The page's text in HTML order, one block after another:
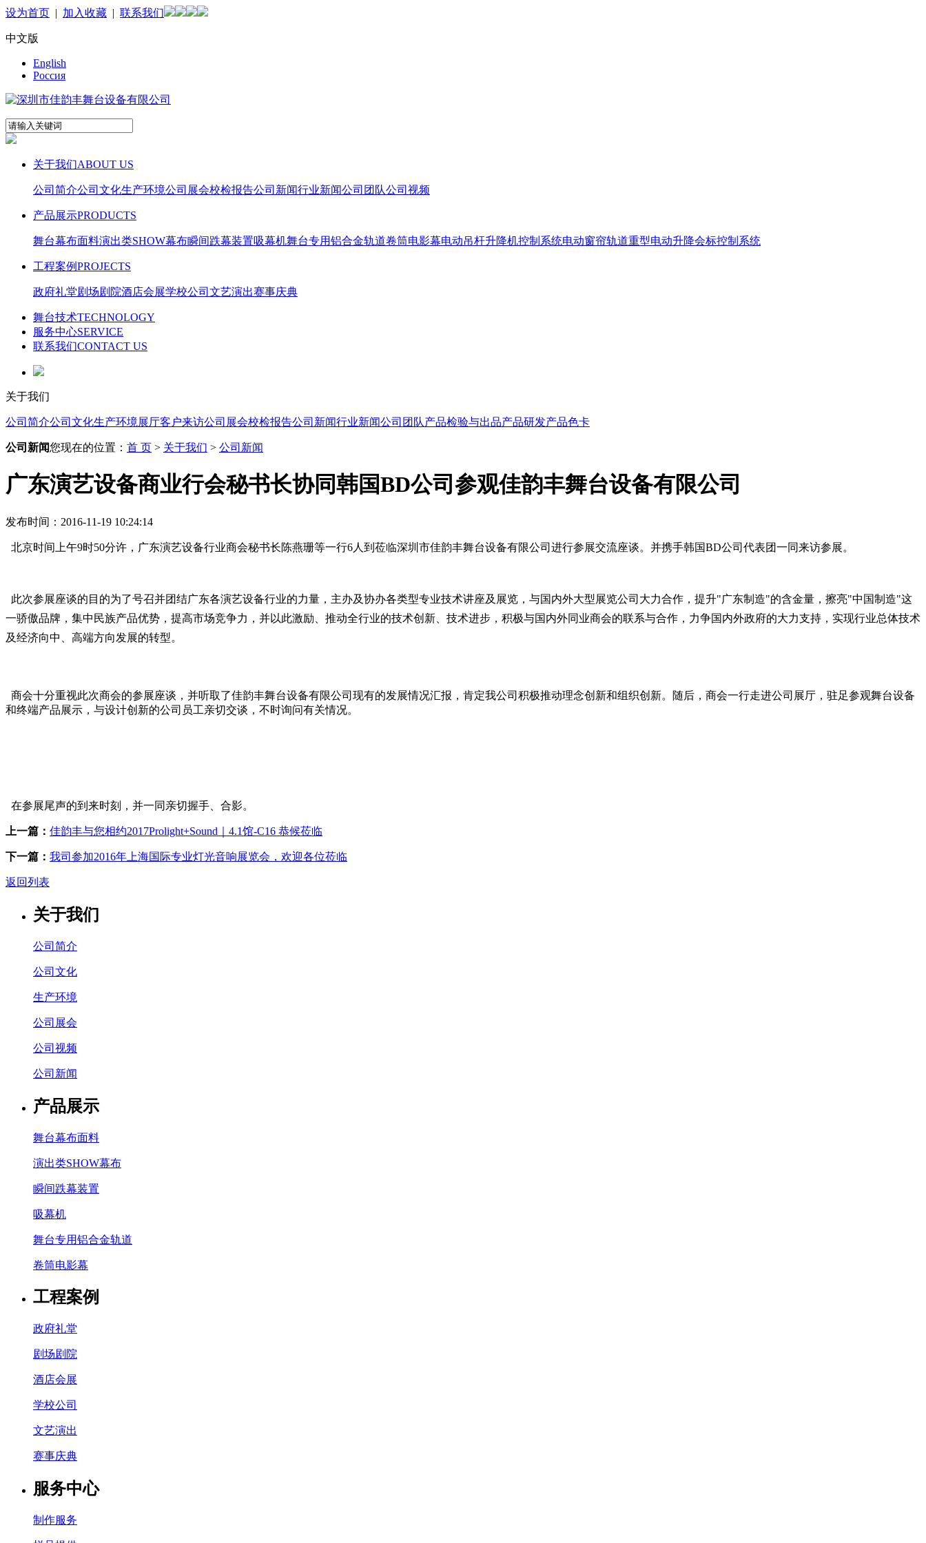
设为首页 | 加入收藏 | 联系我们
中文版
English
Pоссия
关于我们ABOUT US
公司简介公司文化生产环境公司展会校检报告公司新闻行业新闻公司团队公司视频
产品展示PRODUCTS
舞台幕布面料演出类SHOW幕布瞬间跌幕装置吸幕机舞台专用铝合金轨道卷筒电影幕电动吊杆升降机控制系统电动窗帘轨道重型电动升降会标控制系统
工程案例PROJECTS
政府礼堂剧场剧院酒店会展学校公司 文艺演出赛事庆典
舞台技术TECHNOLOGY
服务中心SERVICE
联系我们CONTACT US
关于我们
公司简介公司文化生产环境展厅客户来访公司展会校检报告公司新闻行业新闻公司团队产品检验与出品产品研发产品色卡
公司新闻您现在的位置： 首 页 > 关于我们 > 公司新闻
广东演艺设备商业行会秘书长协同韩国BD公司参观佳韵丰舞台设备有限公司
发布时间：2016-11-19 10:24:14
北京时间上午9时50分许，广东演艺设备行业商会秘书长陈燕珊等一行6人到莅临深圳市佳韵丰舞台设备有限公司进行参展交流座谈。并携手韩国BD公司代表团一同来访参展。
此次参展座谈的目 的为了号召并团结广东各演艺设备行业的力量，主办及协办各类型专业技术讲座及展览，与国内外大型展览公司大力合作，提升"广东制造"的含金量，擦亮"中国制造"这
一骄傲品牌，集中民族产品优势，提高市场竞争力，并以此激励、推动全行业的技术创新、技术进步，积极与国内外同业商会的联系与合作，力争国内外政府的大力支持，实现行业总体技术
及经济向中、高端方向发展的转型。
商会十分重视此次商会的参展座谈，并听取了佳韵丰舞台设备有限公司现有的发展情况汇报，肯定我公司积极推动理念创新和组织创新。随后，商会一行走进公司展厅，驻足参观舞台设备
和终端产品展示，与设计创新的公司员工亲切交谈，不时询问有关情况。
在参展尾声的到来时刻，并一同亲切握手、合影。
上一篇： 佳韵丰与您相约2017Prolight+Sound｜4.1馆-C16 恭候莅临
下一篇： 我司参加2016年上海国际专业灯光音响展览会，欢迎各位莅临
返回列表
关于我们
公司简介
公司文化
生产环境
公司展会
公司视频
公司新闻
产品展示
舞台幕布面料
演出类SHOW幕布
瞬间跌幕装置
吸幕机
舞台专用铝合金轨道
卷筒电影幕
工程案例
政府礼堂
剧场剧院
酒店会展
学校公司
文艺演出
赛事庆典
服务中心
制作服务